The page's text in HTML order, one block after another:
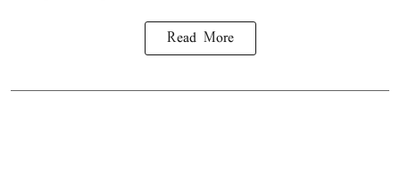
Read More